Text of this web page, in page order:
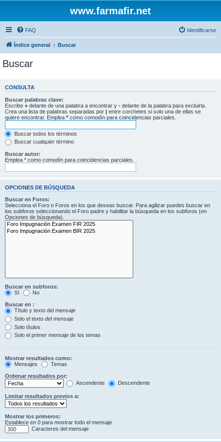
www.farmafir.net
FAQ Identificarse
Índice general Buscar
Buscar
CONSULTA
Buscar palabras clave:
Escribe + delante de una palabra a encontrar y - delante de la palabra para excluirla.
Crea una lista de palabras separadas por | entre corchetes si solo una de ellas se
quiere encontrar. Emplea * como comodín para coincidencias parciales.
Buscar todos los términos
Buscar cualquier término
Buscar autor:
Emplea * como comodín para coincidencias parciales.
OPCIONES DE BÚSQUEDA
Buscar en Foros:
Selecciona el Foro o Foros en los que deseas buscar. Para agilizar puedes buscar en
los subforos seleccionando el Foro padre y habilitar la búsqueda en los subforos (en
Opciones de búsqueda).
Buscar en subforos:
Sí
No
Buscar en :
Título y texto del mensaje
Solo el texto del mensaje
Solo títulos
Solo el primer mensaje de los temas
Mostrar resultados como:
Mensajes
Temas
Ordenar resultados por:
Ascendente
Descendente
Limitar resultados previos a:
Mostrar los primeros:
Establece en 0 para mostrar todo el mensaje.
Caracteres del mensaje